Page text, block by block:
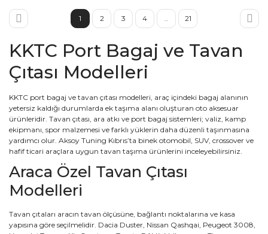
1 2 3 4 .. 21
KKTC Port Bagaj ve Tavan
Çıtası Modelleri
KKTC port bagaj ve tavan çıtası modelleri, araç içindeki bagaj alanının
yetersiz kaldığı durumlarda ek taşıma alanı oluşturan oto aksesuar
ürünleridir. Tavan çıtası, ara atkı ve port bagaj sistemleri; valiz, kamp
ekipmanı, spor malzemesi ve farklı yüklerin daha düzenli taşınmasına
yardımcı olur. Aksoy Tuning Kıbrıs’ta binek otomobil, SUV, crossover ve
hafif ticari araçlara uygun tavan taşıma ürünlerini inceleyebilirsiniz.
Araca Özel Tavan Çıtası
Modelleri
Tavan çıtaları aracın tavan ölçüsüne, bağlantı noktalarına ve kasa
yapısına göre seçilmelidir. Dacia Duster, Nissan Qashqai, Peugeot 3008,